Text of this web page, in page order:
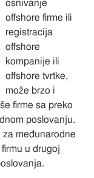
osnivanje
offshore firme ili
registracija
offshore
kompanije ili
offshore tvrtke,
može brzo i
firme sa preko
poslovanju.
za međunarodne
u drugoj